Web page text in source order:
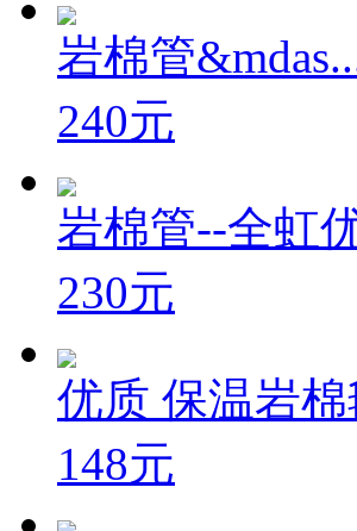
岩棉管
240元
岩棉管--全虹
230元
优质 保温岩棉
148元